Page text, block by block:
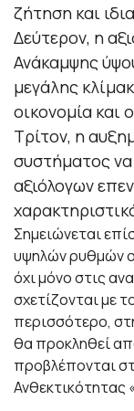
ζήτηση και
Δεύτερον, η
Ανάκαμψης
μεγάλης
οικονομία και
Τρίτον, η
συστήματος
αξιόλογων
Σημειώνεται
υψηλών ρυθμών
όχι μόνο στις
σχετίζονται με
περισσότερο,
θα προκληθεί
προβλέπονται
Ανθεκτικότητας